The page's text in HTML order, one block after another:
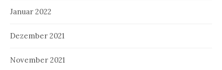
Januar 2022
Dezember 2021
November 2021